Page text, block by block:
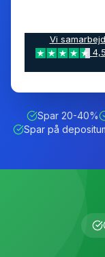
Vi
Spar 20-40%
Spar på